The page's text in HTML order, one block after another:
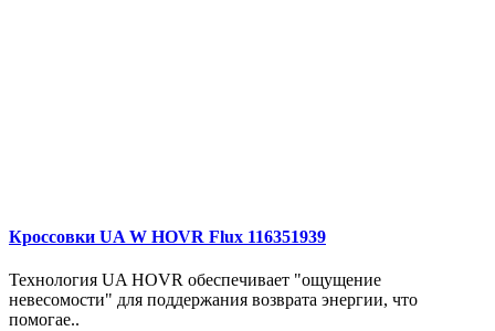
Кроссовки UA W HOVR Flux 116351939
Технология UA HOVR обеспечивает "ощущение
невесомости" для поддержания возврата энергии, что
помогае..